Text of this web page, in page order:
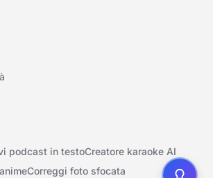
podcast in testoCreatore karaoke AI
Correggi foto sfocata